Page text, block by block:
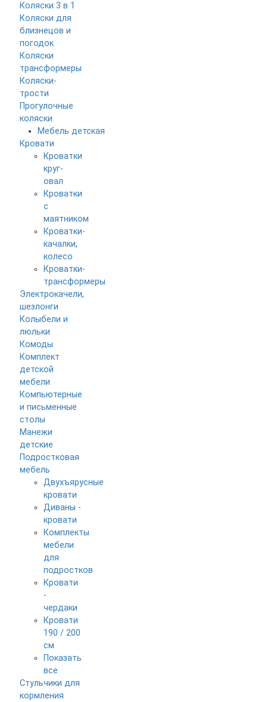
Коляски 3 в 1
Коляски для
близнецов и
погодок
Коляски
трансформеры
Коляски-
трости
Прогулочные
коляски
Мебель детская
Кровати
Кроватки
круг-
овал
Кроватки
с
маятником
Кроватки-
качалки,
колесо
Кроватки-
трансформеры
Электрокачели,
шезлонги
Колыбели и
люльки
Комоды
Комплект
детской
мебели
Компьютерные
и письменные
столы
Манежи
детские
Подростковая
мебель
Двухъярусные
кровати
Диваны -
кровати
Комплекты
мебели
для
подростков
Кровати
-
чердаки
Кровати
190 / 200
см
Показать
все
Стульчики для
кормления